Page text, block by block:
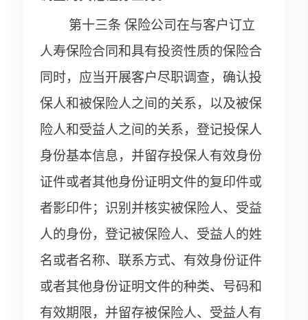
第十三条 保险公司在与客户订立
人寿保险合同和具有投资性质的保险合
同时，应当开展客户尽职调查，确认投
保人和被保险人之间的关系，以及被保
险人和受益人之间的关系，登记投保人
身份基本信息，并留存投保人有效身份
证件或者其他身份证明文件的复印件或
者影印件；识别并核实被保险人、受益
人的身份，登记被保险人、受益人的姓
名或者名称、联系方式、有效身份证件
或者其他身份证明文件的种类、号码和
有效期限，并留存被保险人、受益人有